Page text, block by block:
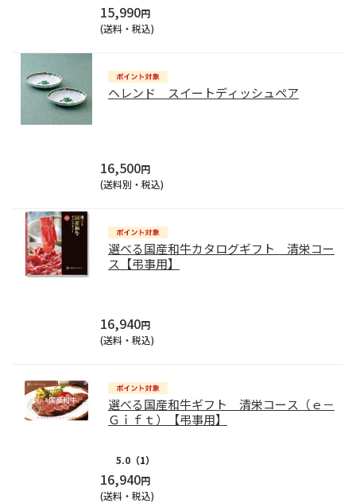
15,990円
(送料・税込)
ヘレンド スイートディッシュペア
16,500円
(送料別・税込)
選べる国産和牛カタログギフト 清栄コー
ス【弔事用】
16,940円
(送料・税込)
選べる国産和牛ギフト 清栄コース（ｅ－
Ｇｉｆｔ）【弔事用】
5.0 （1）
16,940円
(送料・税込)